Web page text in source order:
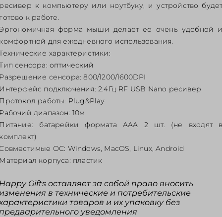
к компьютеру или ноутбуку, и устройство
к работе.
форма мыши делает ее очень удобной
для ежедневного использования.
характеристики:
сенсора: оптический
сенсора: 800/1200/1600DPI
подключения: 2.4Гц RF USB Nano ресивер
работы: Plug&Play
диапазон: 10м
батарейки формата AAA 2 шт. (не входят
ОС: Windows, MacOS, Linux, Android
корпуса: пластик
Gifts оставляет за собой право вносить
в технические и потребительские
товаров и их упаковку без
уведомления